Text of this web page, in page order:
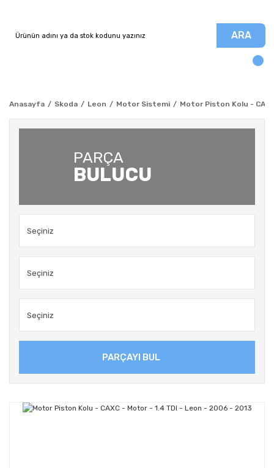
ARA
Anasayfa Skoda Leon Motor Sistemi Motor Piston Kolu -
PARÇA
BULUCU
PARÇAYI BUL